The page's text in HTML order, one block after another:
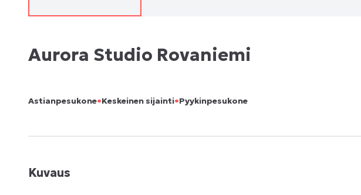
Aurora Studio Rovaniemi
Astianpesukone•Keskeinen sijainti•Pyykinpesukone
Kuvaus